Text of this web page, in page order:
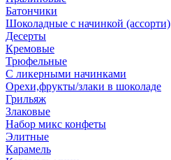
Батончики
Шоколадные с начинкой (ассорти)
Десерты
Кремовые
Трюфельные
С ликерными начинками
Орехи,фрукты/злаки в шоколаде
Грильяж
Злаковые
Набор микс конфеты
Элитные
Карамель